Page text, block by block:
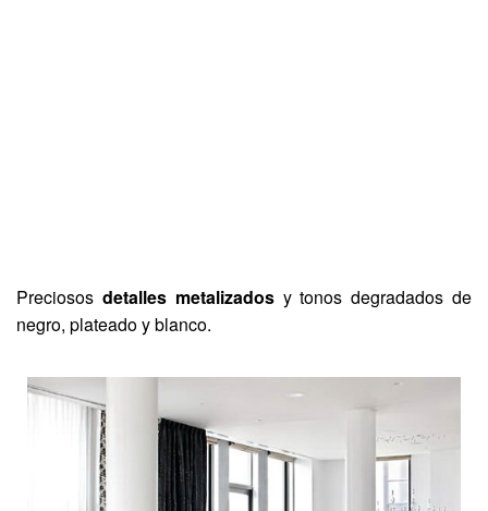
Preciosos detalles metalizadosy tonos degradados de
negro, plateado y blanco.